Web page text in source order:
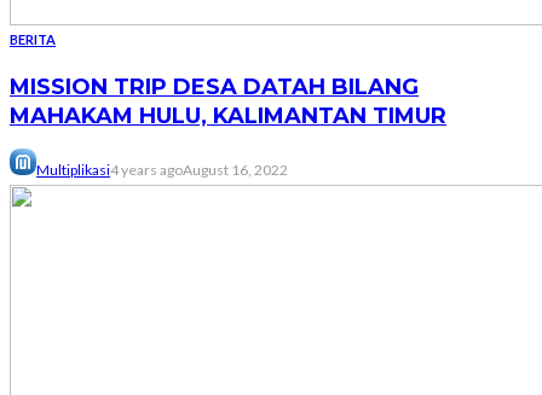
BERITA
MISSION TRIP DESA DATAH BILANG
MAHAKAM HULU, KALIMANTAN TIMUR
Multiplikasi4 years agoAugust 16, 2022